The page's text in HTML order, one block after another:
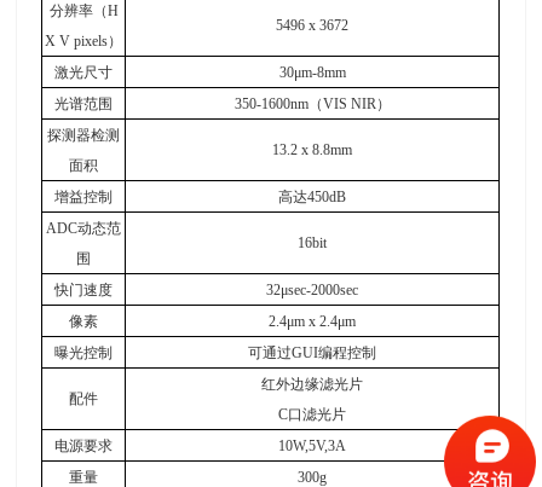
分辨率（H
X V pixels）
5496 x 3672
激光尺寸 30μm-8mm
光谱范围
350-1600nm（VIS NIR）
探测器检测
面积
13.2 x 8.8mm
增益控制
高达450dB
ADC动态范
围
16bit
快门速度 32μsec-2000sec
像素
2.4μm x 2.4μm
曝光控制
可通过GUI编程控制
配件
红外边缘滤光片
C口滤光片
电源要求
10W,5V,3A
重量
300g